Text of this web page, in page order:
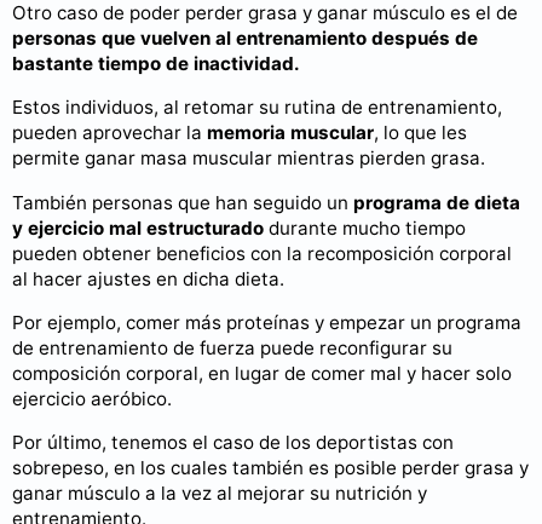
Otro caso de poder perder grasa y ganar músculo es el de
personas que vuelven al entrenamiento después de
bastante tiempo de inactividad.
Estos individuos, al retomar su rutina de entrenamiento,
pueden aprovechar la memoria muscular, lo que les
permite ganar masa muscular mientras pierden grasa.
También personas que han seguido un programa de dieta
y ejercicio mal estructurado durante mucho tiempo
pueden obtener beneficios con la recomposición corporal
al hacer ajustes en dicha dieta.
Por ejemplo, comer más proteínas y empezar un programa
de entrenamiento de fuerza puede reconfigurar su
composición corporal, en lugar de comer mal y hacer solo
ejercicio aeróbico.
Por último, tenemos el caso de los deportistas con
sobrepeso, en los cuales también es posible perder grasa y
ganar músculo a la vez al mejorar su nutrición y
entrenamiento.